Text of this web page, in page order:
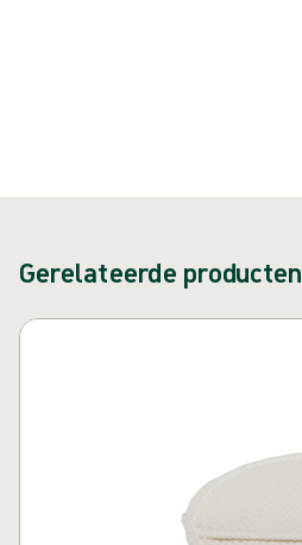
Gerelateerde producten